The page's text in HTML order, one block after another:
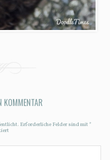
KOMMENTAR
Erforderliche Felder sind mit*